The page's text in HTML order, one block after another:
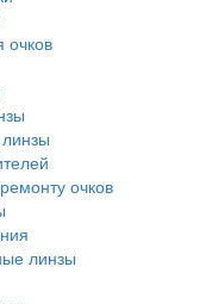
очков
очков
линзы